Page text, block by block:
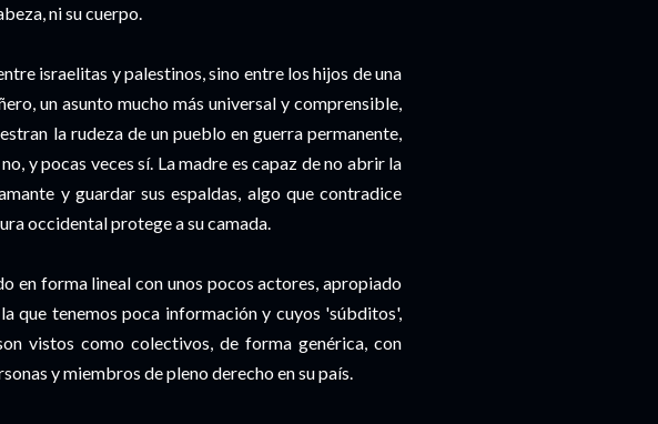
ni su cuerpo.
israelitas y palestinos, sino entre los hijos de una
un asunto mucho más universal y comprensible,
la rudeza de un pueblo en guerra permanente,
y pocas veces sí. La madre es capaz de no abrir la
y guardar sus espaldas, algo que contradice
occidental protege a su camada.
en forma lineal con unos pocos actores, apropiado
que tenemos poca información y cuyos 'súbditos',
vistos como colectivos, de forma genérica, con
y miembros de pleno derecho en su país.